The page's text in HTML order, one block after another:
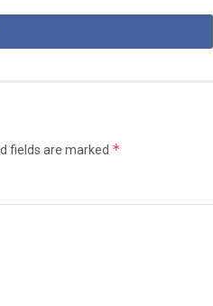
fields are marked *